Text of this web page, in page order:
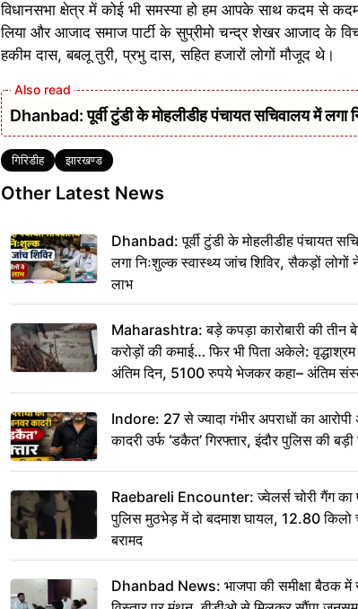
विधानसभा क्षेत्र में कोई भी समस्या हो हम आपके साथ कदम से
लिया और आजाद समाज पार्टी के सुप्रीमो चन्द्र शेखर आजाद के
हकीम दास, बबलू तुरी, प्रभु दास, सहित हजारों लोगों मौजूद थे।
Dhanbad: पूर्वी टुंडी के मोहलीडीह पंचायत सचिवालय में लगा
Tags
गिरिडीह झारखण्ड
Other Latest News
Dhanbad: पूर्वी टुंडी के मोहलीडीह पंचायत
लगा निःशुल्क स्वास्थ्य जांच शिविर, सैकड़ों लोगों
लाभ
Maharashtra: बड़े कपड़ा कारोबारी की तीन
करोड़ों की कमाई… फिर भी पिता अकेले:
अंतिम दिन, 5100 रुपये भेजकर कहा– अंतिम
दीजिए हम नहीं आ पाएंगे
Indore: 27 से ज्यादा गंभीर अपराधों का
कादरी उर्फ ‘डकैत’ गिरफ्तार, इंदौर पुलिस की
Raebareli Encounter: ज्वेलर्स चोरी गैंग का
पुलिस मुठभेड़ में दो बदमाश घायल, 12.80 किलो
बरामद
Dhanbad News: भाजपा की समीक्षा बैठक